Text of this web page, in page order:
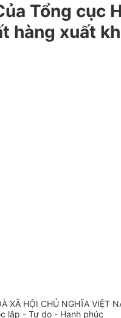
Tổng cục
hàng xuất
XÃ HỘI CHỦ NGHĨA VIỆT
lập - Tự do - Hạnh phúc